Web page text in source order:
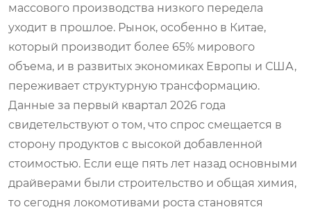
массового производства низкого передела
уходит в прошлое. Рынок, особенно в Китае,
который производит более 65% мирового
объема, и в развитых экономиках Европы и США,
переживает структурную трансформацию.
Данные за первый квартал 2026 года
свидетельствуют о том, что спрос смещается в
сторону продуктов с высокой добавленной
стоимостью. Если еще пять лет назад основными
драйверами были строительство и общая химия,
то сегодня локомотивами роста становятся